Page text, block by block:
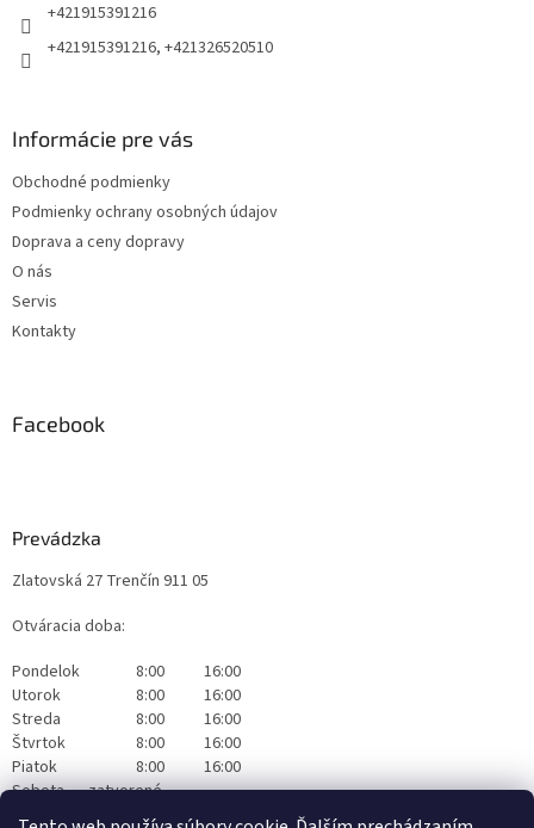
+421915391216
+421915391216, +421326520510
Informácie pre vás
Obchodné podmienky
Podmienky ochrany osobných údajov
Doprava a ceny dopravy
O nás
Servis
Kontakty
Facebook
Prevádzka
Zlatovská 27 Trenčín 911 05
Otváracia doba:
Pondelok
8:00
16:00
Utorok
8:00
16:00
Streda
8:00
16:00
Štvrtok
8:00
16:00
Piatok
8:00
16:00
Sobota
zatvorené
Nedeľa
zatvorené